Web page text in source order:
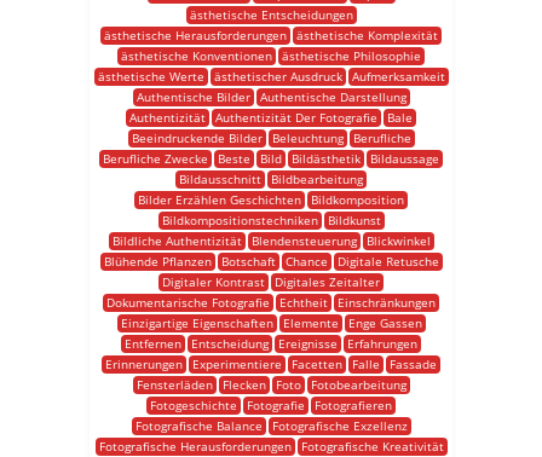
ästhetische Entscheidungen
ästhetische Herausforderungen ästhetische Komplexität
ästhetische Konventionen ästhetische Philosophie
ästhetische Werte
ästhetischer Ausdruck
Aufmerksamkeit
Authentische Bilder
Authentische Darstellung
Authentizität Authentizität Der Fotografie
Bale
Beeindruckende Bilder
Beleuchtung
Berufliche
Berufliche Zwecke
Beste Bild Bildästhetik
Bildaussage
Bildausschnitt
Bildbearbeitung
Bilder Erzählen Geschichten
Bildkomposition
Bildkompositionstechniken
Bildkunst
Bildliche Authentizität
Blendensteuerung
Blickwinkel
Blühende Pflanzen
Botschaft Chance
Digitale Retusche
Digitaler Kontrast
Digitales Zeitalter
Dokumentarische Fotografie
Echtheit
Einschränkungen
Einzigartige Eigenschaften
Elemente
Enge Gassen
Entfernen
Entscheidung Ereignisse
Erfahrungen
Erinnerungen
Experimentiere Facetten Falle
Fassade
Fensterläden
Flecken Foto
Fotobearbeitung
Fotogeschichte
Fotografie
Fotografieren
Fotografische Balance
Fotografische Exzellenz
Fotografische Herausforderungen
Fotografische Kreativität